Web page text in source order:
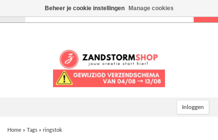
Inloggen
Home » Tags » ringstok
Beheer je cookie instellingen Manage cookies